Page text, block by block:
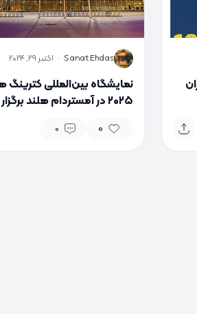
S
Sanat Ehdas
· اکتبر 29, 2024
نمایشگاه بین‌المللی کترینگ
۲۰۲۵ در آمستردام هلند برگزار
0
0